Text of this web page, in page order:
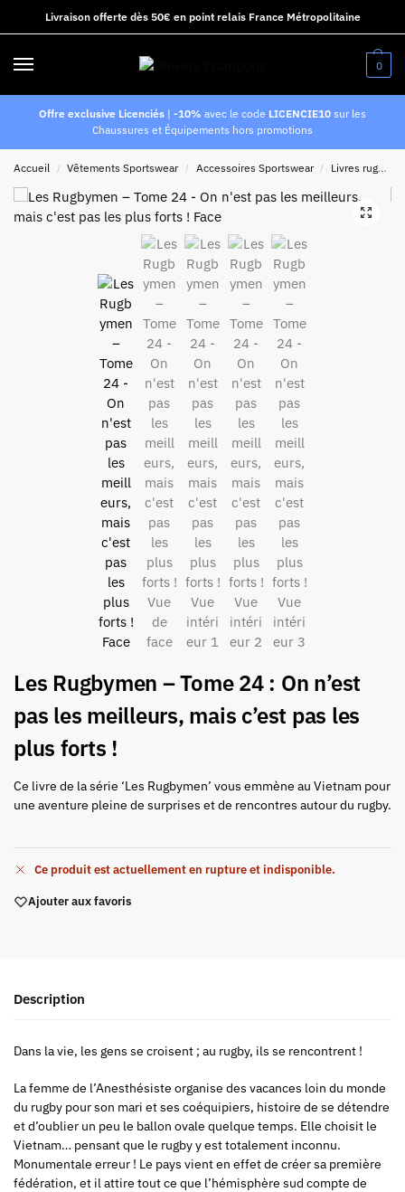
Livraison offerte dès 50€ en point relais France Métropolitaine
0
Offre exclusive Licenciés | -10% avec le code LICENCIE10 sur les
Chaussures et Équipements hors promotions
Accueil / Vêtements Sportswear / Accessoires Sportswear / Livres rugby
Les Rugbymen – Tome 24 : On n’est
pas les meilleurs, mais c’est pas les
plus forts !
Ce livre de la série ‘Les Rugbymen’ vous emmène au Vietnam pour
une aventure pleine de surprises et de rencontres autour du rugby.
Ce produit est actuellement en rupture et indisponible.
Ajouter aux favoris
Description
Dans la vie, les gens se croisent ; au rugby, ils se rencontrent !
La femme de l’Anesthésiste organise des vacances loin du monde
du rugby pour son mari et ses coéquipiers, histoire de se détendre
et d’oublier un peu le ballon ovale quelque temps. Elle choisit le
Vietnam… pensant que le rugby y est totalement inconnu.
Monumentale erreur ! Le pays vient en effet de créer sa première
fédération, et il attire tout ce que l’hémisphère sud compte de